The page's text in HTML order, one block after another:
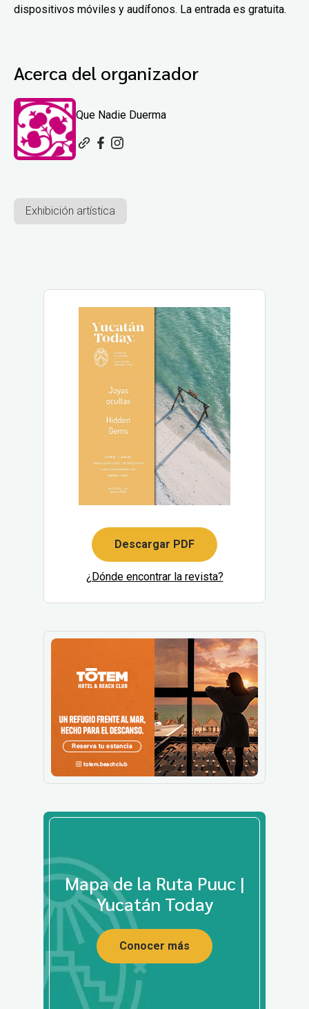
dispositivos móviles y audífonos. La entrada es gratuita.
Acerca del organizador
Que Nadie Duerma
Exhibición artística
Descargar PDF
¿Dónde encontrar la revista?
Mapa de la Ruta Puuc |
Yucatán Today
Conocer más